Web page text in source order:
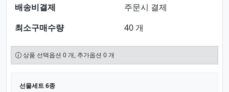
배송비결제
주문시 결제
최소구매수량
40 개
상품 선택옵션 0 개, 추가옵션 0 개
선택된 옵션
선물세트 6종